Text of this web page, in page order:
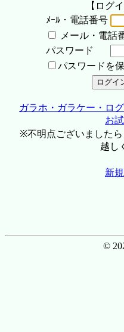
【ログ
ﾒｰﾙ・電話番号
メール・電話
パスワード
パスワードを
ガラホ・ガラケー・ロ
お
※不明点ございました
越し
新
©